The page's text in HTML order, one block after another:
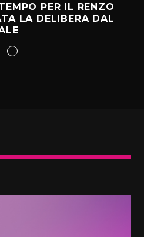
PER IL RENZO
LA DELIBERA DAL